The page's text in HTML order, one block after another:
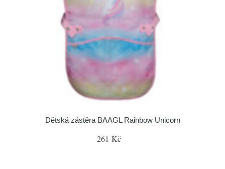
Dětská zástěra BAAGL Rainbow Unicorn
261 Kč